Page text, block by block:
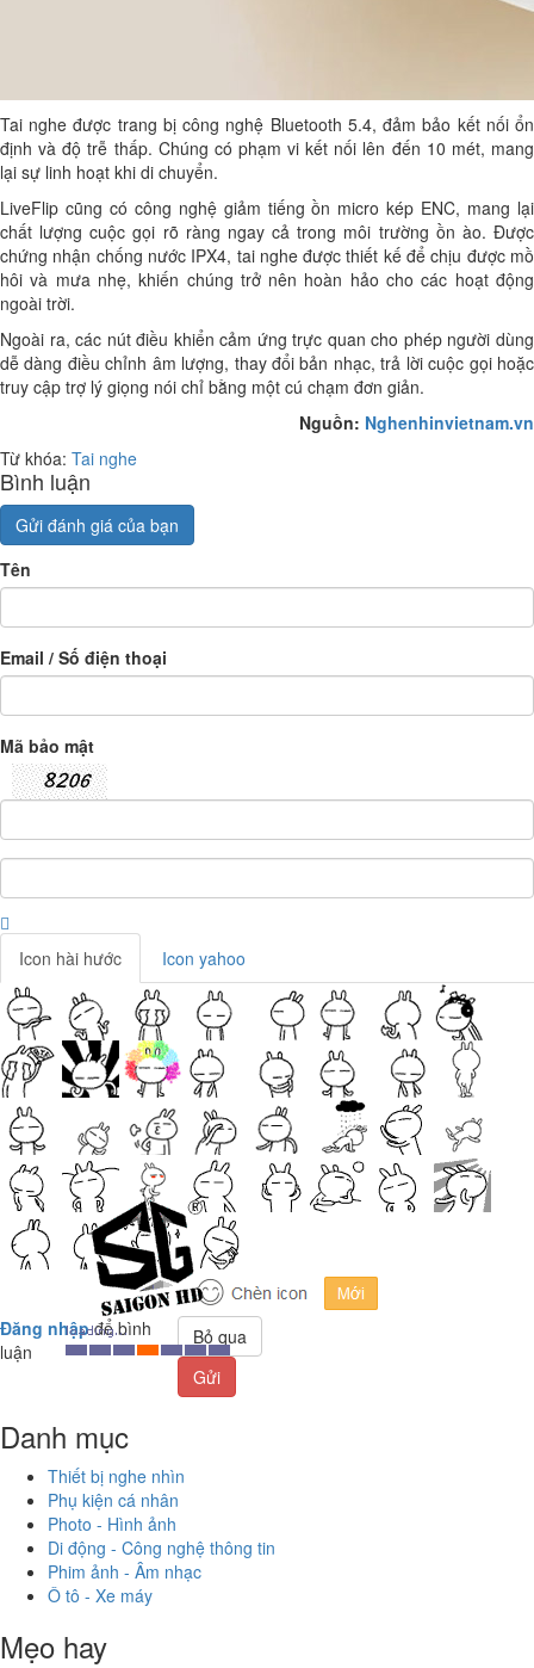
Tai nghe được trang bị công nghệ Bluetooth 5.4, đảm bảo kết nối ổn
định và độ trễ thấp. Chúng có phạm vi kết nối lên đến 10 mét, mang
lại sự linh hoạt khi di chuyển.
LiveFlip cũng có công nghệ giảm tiếng ồn micro kép ENC, mang lại
chất lượng cuộc gọi rõ ràng ngay cả trong môi trường ồn ào. Được
chứng nhận chống nước IPX4, tai nghe được thiết kế để chịu được mồ
hôi và mưa nhẹ, khiến chúng trở nên hoàn hảo cho các hoạt động
ngoài trời.
Ngoài ra, các nút điều khiển cảm ứng trực quan cho phép người dùng
dễ dàng điều chỉnh âm lượng, thay đổi bản nhạc, trả lời cuộc gọi hoặc
truy cập trợ lý giọng nói chỉ bằng một cú chạm đơn giản.
Nguồn: Nghenhinvietnam.vn
Từ khóa: Tai nghe
Bình luận
Gửi đánh giá của bạn
Tên
Email / Số điện thoại
Mã bảo mật
Icon hài hước Icon yahoo
Đăng nhập để bình
luận
Bỏ qua
Gửi
Danh mục
Thiết bị nghe nhìn
Phụ kiện cá nhân
Photo - Hình ảnh
Di động - Công nghệ thông tin
Phim ảnh - Âm nhạc
Ô tô - Xe máy
Mẹo hay